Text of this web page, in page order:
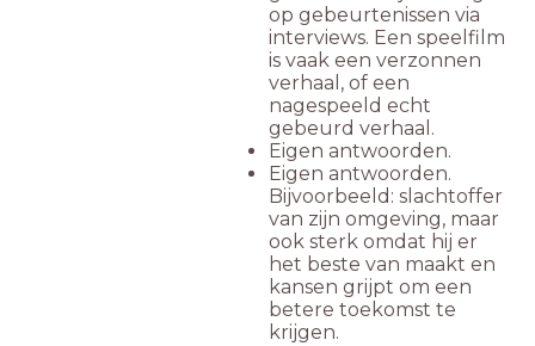
op gebeurtenissen via
interviews. Een speelfilm
is vaak een verzonnen
verhaal, of een
nagespeeld echt
gebeurd verhaal.
Eigen antwoorden.
Eigen antwoorden.
Bijvoorbeeld: slachtoffer
van zijn omgeving, maar
ook sterk omdat hij er
het beste van maakt en
kansen grijpt om een
betere toekomst te
krijgen.